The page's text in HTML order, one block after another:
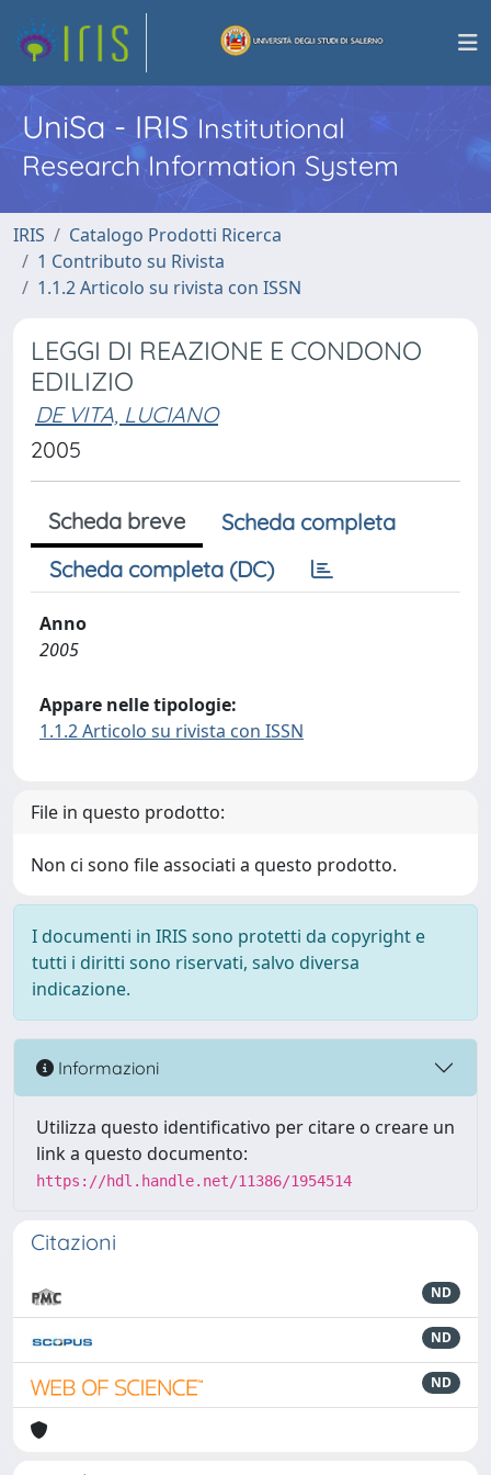
UniSa - IRISInstitutional
Research Information System
IRIS
Catalogo Prodotti Ricerca
1 Contributo su Rivista
1.1.2 Articolo su rivista con ISSN
LEGGI DI REAZIONE E CONDONO
EDILIZIO
DE VITA, LUCIANO
2005
Scheda breve
Scheda completa
Scheda completa (DC)
Anno
2005
Appare nelle tipologie:
1.1.2 Articolo su rivista con ISSN
File in questo prodotto:
Non ci sono file associati a questo prodotto.
I documenti in IRIS sono protetti da copyright e
tutti i diritti sono riservati, salvo diversa
indicazione.
Informazioni
Utilizza questo identificativo per citare o creare un
link a questo documento:
https://hdl.handle.net/11386/1954514
Citazioni
ND
ND
ND